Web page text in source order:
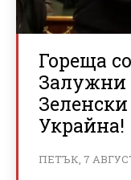
Гореща
Украйна!
ПЕТЪК, 7